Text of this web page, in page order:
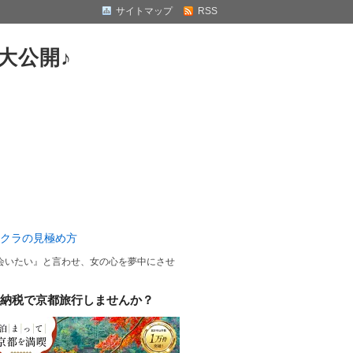
サイトマップ RSS
公開♪
ラの見極め方
たい』と言わせ、女の心を夢中にさせ
税で京都旅行しませんか？